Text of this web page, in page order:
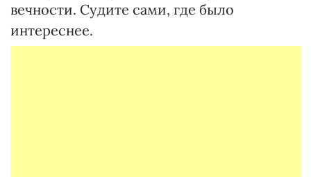
вечности. Судите сами, где было
интереснее.